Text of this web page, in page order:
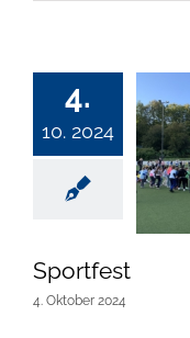
4.
10. 2024
Sportfest
4. Oktober 2024